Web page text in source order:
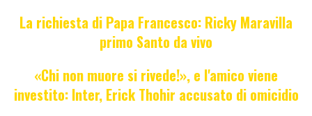
La richiesta di Papa Francesco: Ricky Maravilla
primo Santo da vivo
«Chi non muore si rivede!», e l'amico viene
investito: Inter, Erick Thohir accusato di omicidio